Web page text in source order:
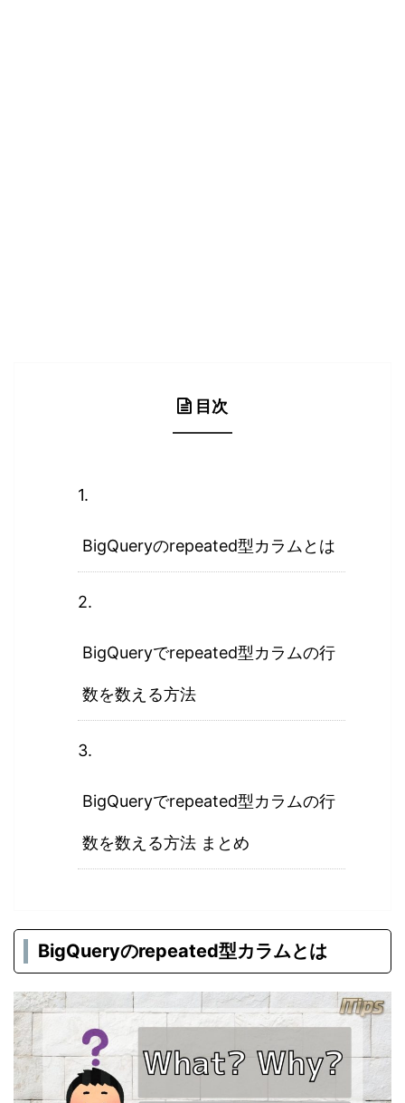
目次
BigQueryのrepeated型カラムとは
BigQueryでrepeated型カラムの行
数を数える方法
BigQueryでrepeated型カラムの行
数を数える方法 まとめ
BigQueryのrepeated型カラムとは